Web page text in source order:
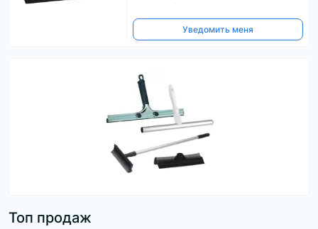
Уведомить меня
Топ продаж